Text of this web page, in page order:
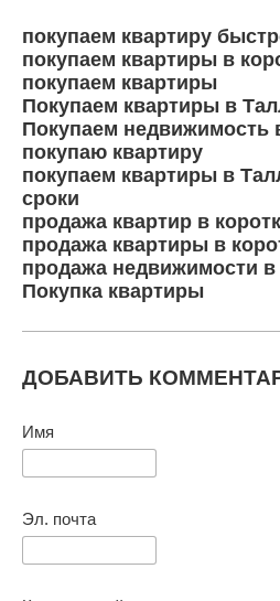
покупаем квартиру
покупаем квартиры в
покупаем квартиры
Покупаем квартиры в
Покупаем недвижимость
покупаю квартиру
покупаем квартиры в
сроки
продажа квартир в
продажа квартиры в
продажа недвижимости в
Покупка квартиры
ДОБАВИТЬ
Имя
Эл. почта